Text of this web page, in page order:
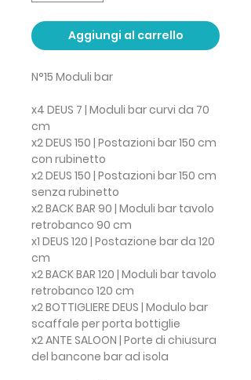
Aggiungi al carrello
N°15 Moduli bar
x4 DEUS 7 | Moduli bar curvi da 70
cm
x2 DEUS 150 | Postazioni bar 150 cm
con rubinetto
x2 DEUS 150 | Postazioni bar 150 cm
senza rubinetto
x2 BACK BAR 90 | Moduli bar tavolo
retrobanco 90 cm
x1 DEUS 120 | Postazione bar da 120
cm
x2 BACK BAR 120 | Moduli bar tavolo
retrobanco 120 cm
x2 BOTTIGLIERE DEUS | Modulo bar
scaffale per porta bottiglie
x2 ANTE SALOON | Porte di chiusura
del bancone bar ad isola